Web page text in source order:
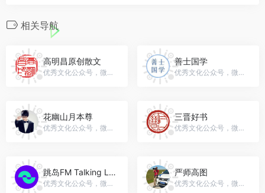
相关导航
高明昌原创散文
优秀文化公众号，微信号：gh_5af92e818167
善士国学
优秀文化公众号，微信号：gh_9653b22ad986
花幽山月本尊
优秀文化公众号，微信号：huayoushanyue001
三晋好书
优秀文化公众号，微信号：gh_853a89519c09
跳岛FM Talking Literature
优秀文化公众号，微信号：tiaodaofm
严师高图
优秀文化公众号，微信号：gh_ba8a67940aef